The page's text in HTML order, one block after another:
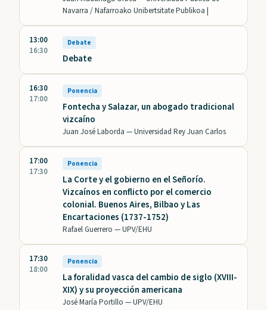
Navarra / Nafarroako Unibertsitate Publikoa |
13:00
16:30
Debate
Debate
16:30
17:00
Ponencia
Fontecha y Salazar, un abogado tradicional
vizcaíno
Juan José Laborda —Universidad Rey Juan Carlos
17:00
17:30
Ponencia
La Corte y el gobierno en el Señorío.
Vizcaínos en conflicto por el comercio
colonial. Buenos Aires, Bilbao y Las
Encartaciones (1737-1752)
Rafael Guerrero —UPV/EHU
17:30
18:00
Ponencia
La foralidad vasca del cambio de siglo (XVIII-
XIX) y su proyección americana
José María Portillo —UPV/EHU